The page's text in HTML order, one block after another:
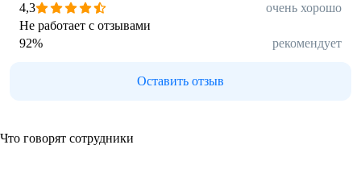
4,3
очень хорошо
Не работает с отзывами
92% рекомендует
Оставить отзыв
Что говорят сотрудники